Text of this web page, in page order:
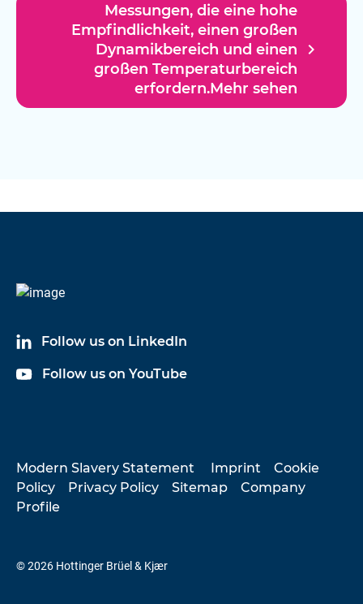
Messungen, die eine hohe
Empfindlichkeit, einen großen
Dynamikbereich und einen
großen Temperaturbereich
erfordern.Mehr sehen
navigate_next
Follow us on LinkedIn
Follow us on YouTube
Modern Slavery Statement Imprint
Cookie
Policy
Privacy Policy Sitemap
Company
Profile
© 2026 Hottinger Brüel & Kjær